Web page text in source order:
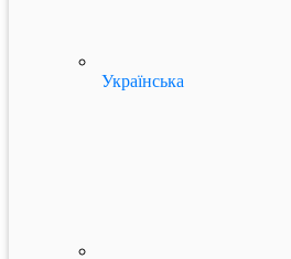
Українська